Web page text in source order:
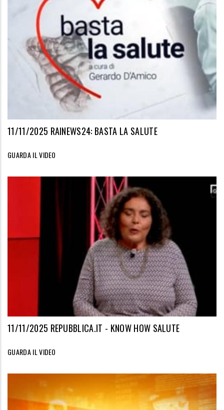
11/11/2025 RAINEWS24: BASTA LA SALUTE
GUARDA IL VIDEO
11/11/2025 REPUBBLICA.IT - KNOW HOW SALUTE
GUARDA IL VIDEO